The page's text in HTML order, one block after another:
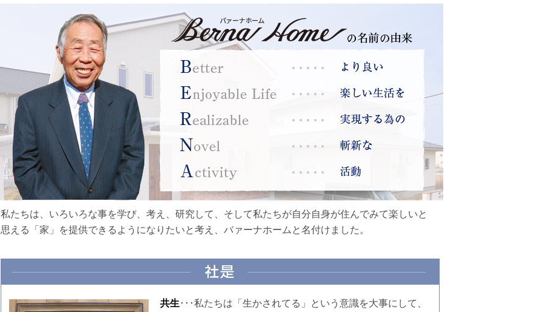
私たちは、いろいろな事を学び、考え、研究して、そして私たちが自分自身が住んでみて楽しいと
思える「家」を提供できるようになりたいと考え、バァーナホームと名付けました。
共生 ･･･私たちは「生かされてる」という意識を大事にして、